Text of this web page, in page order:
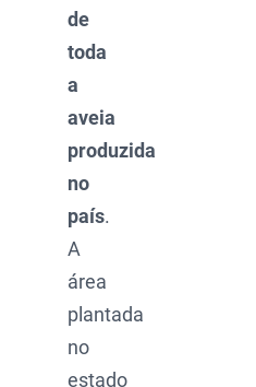
de
toda
a
aveia
produzida
no
país.
A
área
plantada
no
estado